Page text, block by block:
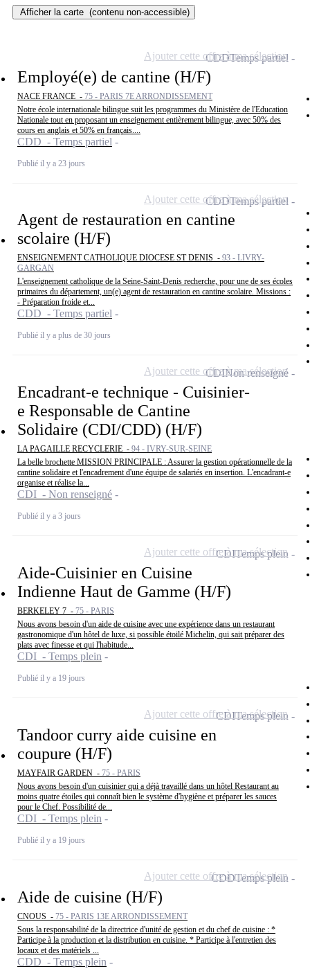
Afficher la carte (contenu non-accessible)
Employé(e) de cantine (H/F)
NACE FRANCE - 75 - PARIS 7E ARRONDISSEMENT
Notre école internationale bilingue suit les programmes du Ministère de l'Education
Nationale tout en proposant un enseignement entièrement bilingue, avec 50% des
cours en anglais et 50% en français....
CDD - Temps partiel
Publié il y a 23 jours
CDDTemps partiel
Ajouter cette offre à ma sélection
Agent de restauration en cantine
scolaire (H/F)
ENSEIGNEMENT CATHOLIQUE DIOCESE ST DENIS - 93 - LIVRY-
GARGAN
L'enseignement catholique de la Seine-Saint-Denis recherche, pour une de ses écoles
primaires du département, un(e) agent de restauration en cantine scolaire. Missions :
- Préparation froide et...
CDD - Temps partiel
Publié il y a plus de 30 jours
CDDTemps partiel
Ajouter cette offre à ma sélection
Encadrant-e technique - Cuisinier-
e Responsable de Cantine
Solidaire (CDI/CDD) (H/F)
LA PAGAILLE RECYCLERIE - 94 - IVRY-SUR-SEINE
La belle brochette MISSION PRINCIPALE : Assurer la gestion opérationnelle de la
cantine solidaire et l'encadrement d'une équipe de salariés en insertion. L'encadrant-e
organise et réalise la...
CDI - Non renseigné
Publié il y a 3 jours
CDINon renseigné
Ajouter cette offre à ma sélection
Aide-Cuisinier en Cuisine
Indienne Haut de Gamme (H/F)
BERKELEY 7 - 75 - PARIS
Nous avons besoin d'un aide de cuisine avec une expérience dans un restaurant
gastronomique d'un hôtel de luxe, si possible étoilé Michelin, qui sait préparer des
plats avec finesse et qui l'habitude...
CDI - Temps plein
Publié il y a 19 jours
CDITemps plein
Ajouter cette offre à ma sélection
Tandoor curry aide cuisine en
coupure (H/F)
MAYFAIR GARDEN - 75 - PARIS
Nous avons besoin d'un cuisinier qui a déjà travaillé dans un hôtel Restaurant au
moins quatre étoiles qui connaît bien le système d'hygiène et préparer les sauces
pour le Chef. Possibilité de...
CDI - Temps plein
Publié il y a 19 jours
CDITemps plein
Ajouter cette offre à ma sélection
Aide de cuisine (H/F)
CNOUS - 75 - PARIS 13E ARRONDISSEMENT
Sous la responsabilité de la directrice d'unité de gestion et du chef de cuisine : *
Participe à la production et la distribution en cuisine. * Participe à l'entretien des
locaux et des matériels ...
CDD - Temps plein
CDDTemps plein
Ajouter cette offre à ma sélection